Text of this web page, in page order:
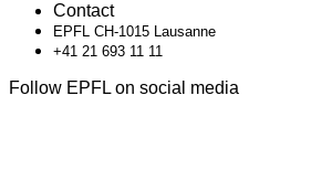
Contact
EPFL CH-1015 Lausanne
+41 21 693 11 11
Follow EPFL on social media